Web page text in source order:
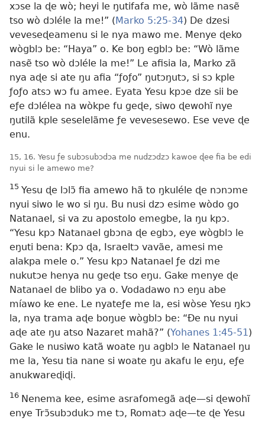
xɔse la ɖe wò; heyi le ŋutifafa me, wò lãme nasẽ
tso wò dɔléle la me!” (Marko 5:25-34) De dzesi
veveseɖeamenu si le nya mawo me. Menye ɖeko
wògblɔ be: “Haya” o. Ke boŋ egblɔ be: “Wò lãme
nasẽ tso wò dɔléle la me!” Le afisia la, Marko zã
nya aɖe si ate ŋu afia “ƒoƒo” ŋutɔŋutɔ, si sɔ kple
ƒoƒo atsɔ wɔ fu amee. Eyata Yesu kpɔe dze sii be
eƒe dɔlélea na wòkpe fu geɖe, siwo ɖewohĩ nye
ŋutilã kple seselelãme ƒe vevesesewo. Ese veve ɖe
enu.
15, 16. Yesu ƒe subɔsubɔdɔa me nudzɔdzɔ kawoe ɖee fia be edi
nyui si le amewo me?
15 Yesu ɖe lɔlɔ̃ fia amewo hã to ŋkuléle ɖe nɔnɔme
nyui siwo le wo si ŋu. Bu nusi dzɔ esime wòdo go
Natanael, si va zu apostolo emegbe, la ŋu kpɔ.
“Yesu kpɔ Natanael gbɔna ɖe egbɔ, eye wògblɔ le
eŋuti bena: Kpɔ ɖa, Israeltɔ vavãe, amesi me
alakpa mele o.” Yesu kpɔ Natanael ƒe dzi me
nukutɔe henya nu geɖe tso eŋu. Gake menye ɖe
Natanael de blibo ya o. Vodadawo nɔ eŋu abe
míawo ke ene. Le nyateƒe me la, esi wòse Yesu ŋkɔ
la, nya trama aɖe boŋue wògblɔ be: “Ðe nu nyui
aɖe ate ŋu atso Nazaret mahã?” (Yohanes 1:45-51)
Gake le nusiwo katã woate ŋu agblɔ le Natanael ŋu
me la, Yesu tia nane si woate ŋu akafu le eŋu, eƒe
anukwareɖiɖi.
16 Nenema kee, esime asrafomegã aɖe—si ɖewohĩ
enye Trɔ̃subɔdukɔ me tɔ, Romatɔ aɖe—te ɖe Yesu